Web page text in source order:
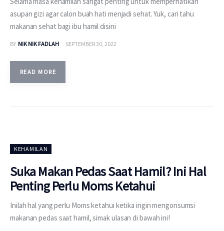
asupan gizi agar calon buah hati menjadi sehat. Yuk, cari tahu
makanan sehat bagi ibu hamil disini
BY NIK NIK FADLAH SEPTEMBER 30, 2022
READ MORE
KEHAMILAN
Suka Makan Pedas Saat Hamil? Ini Hal
Penting Perlu Moms Ketahui
Inilah hal yang perlu Moms ketahui ketika ingin mengonsumsi
makanan pedas saat hamil, simak ulasan di bawah ini!